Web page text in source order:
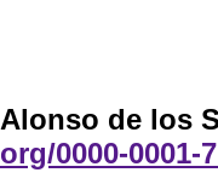
de los
0000-0001-